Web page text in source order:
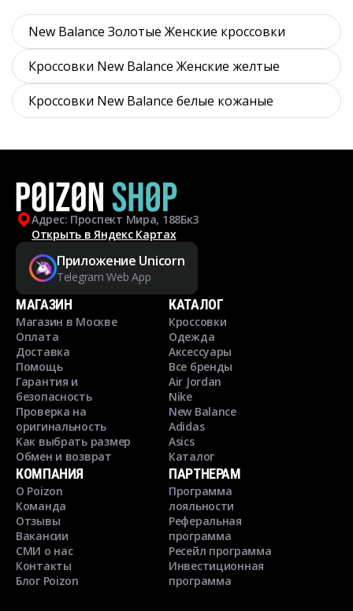
New Balance Золотые Женские кроссовки
Кроссовки New Balance Женские желтые
Кроссовки New Balance белые кожаные
Адрес: Проспект Мира, 188Бк3
Открыть в Яндекс Картах
Приложение Unicorn
Telegram Web App
МАГАЗИН
Магазин в Москве
Оплата
Доставка
Помощь
Гарантия и
безопасность
Проверка на
оригинальность
Как выбрать размер
Обмен и возврат
КАТАЛОГ
Кроссовки
Одежда
Аксессуары
Все бренды
Air Jordan
Nike
New Balance
Adidas
Asics
Каталог
КОМПАНИЯ
О Poizon
Команда
Отзывы
Вакансии
СМИ о нас
Контакты
Блог Poizon
ПАРТНЕРАМ
Программа
лояльности
Реферальная
программа
Ресейл программа
Инвестиционная
программа